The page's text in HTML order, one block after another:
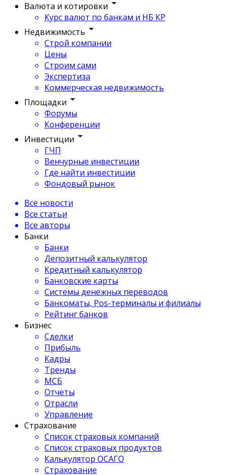
Валюта и котировки
Курс валют по банкам и НБ КР
Недвижимость
Строй компании
Цены
Строим сами
Экспертиза
Коммерческая недвижимость
Площадки
Форумы
Конференции
Инвестиции
ГЧП
Венчурные инвестиции
Где найти инвестиции
Фондовый рынок
Все новости
Все статьи
Все авторы
Банки
Банки
Депозитный калькулятор
Кредитный калькулятор
Банковские карты
Системы денежных переводов
Банкоматы, Pos-терминалы и филиалы
Рейтинг банков
Бизнес
Сделки
Прибыль
Кадры
Тренды
МСБ
Отчеты
Отрасли
Управление
Страхование
Список страховых компаний
Список страховых продуктов
Калькулятор ОСАГО
Страхование